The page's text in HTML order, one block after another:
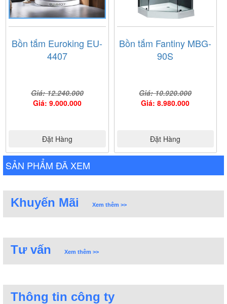
Bồn tắm Euroking EU-
4407
Giá: 12.240.000
Giá: 9.000.000
Đặt Hàng
Bồn tắm Fantiny MBG-
90S
Giá: 10.920.000
Giá: 8.980.000
Đặt Hàng
SẢN PHẨM ĐÃ XEM
Khuyến Mãi Xem thêm >>
Tư vấn Xem thêm >>
Thông tin công ty